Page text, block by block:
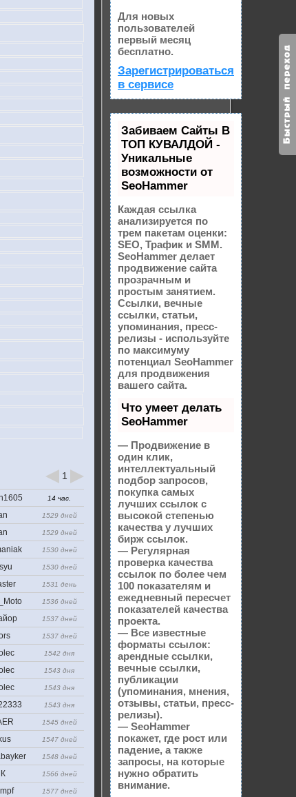
1
14 час.
1529 дней
1529 дней
1530 дней
1530 дней
1531 день
1536 дней
1537 дней
1537 дней
1542 дня
1543 дня
1543 дня
1543 дня
1545 дней
1547 дней
1548 дней
1566 дней
1577 дней
Для новых
пользователей
первый месяц
бесплатно.
Зарегистрироваться
в сервисе
Забиваем Сайты В
ТОП КУВАЛДОЙ -
Уникальные
возможности от
SeoHammer
Каждая ссылка
анализируется по
трем пакетам оценки:
SEO, Трафик и SMM.
SeoHammer делает
продвижение сайта
прозрачным и
простым занятием.
Ссылки, вечные
ссылки, статьи,
упоминания, пресс-
релизы - используйте
по максимуму
потенциал SeoHammer
для продвижения
вашего сайта.
Что умеет делать
SeoHammer
— Продвижение в
один клик,
интеллектуальный
подбор запросов,
покупка самых
лучших ссылок с
высокой степенью
качества у лучших
бирж ссылок.
— Регулярная
проверка качества
ссылок по более чем
100 показателям и
ежедневный пересчет
показателей качества
проекта.
— Все известные
форматы ссылок:
арендные ссылки,
вечные ссылки,
публикации
(упоминания, мнения,
отзывы, статьи, пресс-
релизы).
— SeoHammer
покажет, где рост или
падение, а также
запросы, на которые
нужно обратить
внимание.